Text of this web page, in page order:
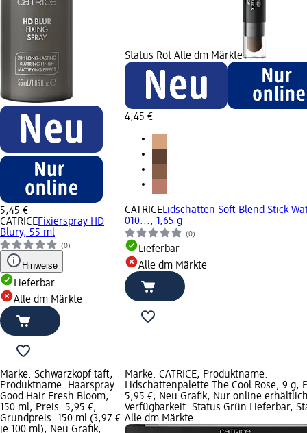
5,45 €
CATRICEFixierspray HD
Blury, 55 ml
(0)
Hinweise
Lieferbar
Alle dm Märkte
Status Rot Alle dm Märkte
4,45 €
CATRICELidschatten Soft Blend Stick
010..., 1,65 g
(0)
Lieferbar
Alle dm Märkte
Marke: Schwarzkopf taft;
Produktname: Haarspray
Good Hair Fresh Bloom,
150 ml; Preis: 5,95 €;
Grundpreis: 150 ml (3,97 €
je 100 ml); Neu Grafik;
Marke: CATRICE; Produktname:
Lidschattenpalette The Cool Rose, 9 g;
5,95 €; Neu Grafik, Nur online
Verfügbarkeit: Status Grün Lieferbar,
Alle dm Märkte